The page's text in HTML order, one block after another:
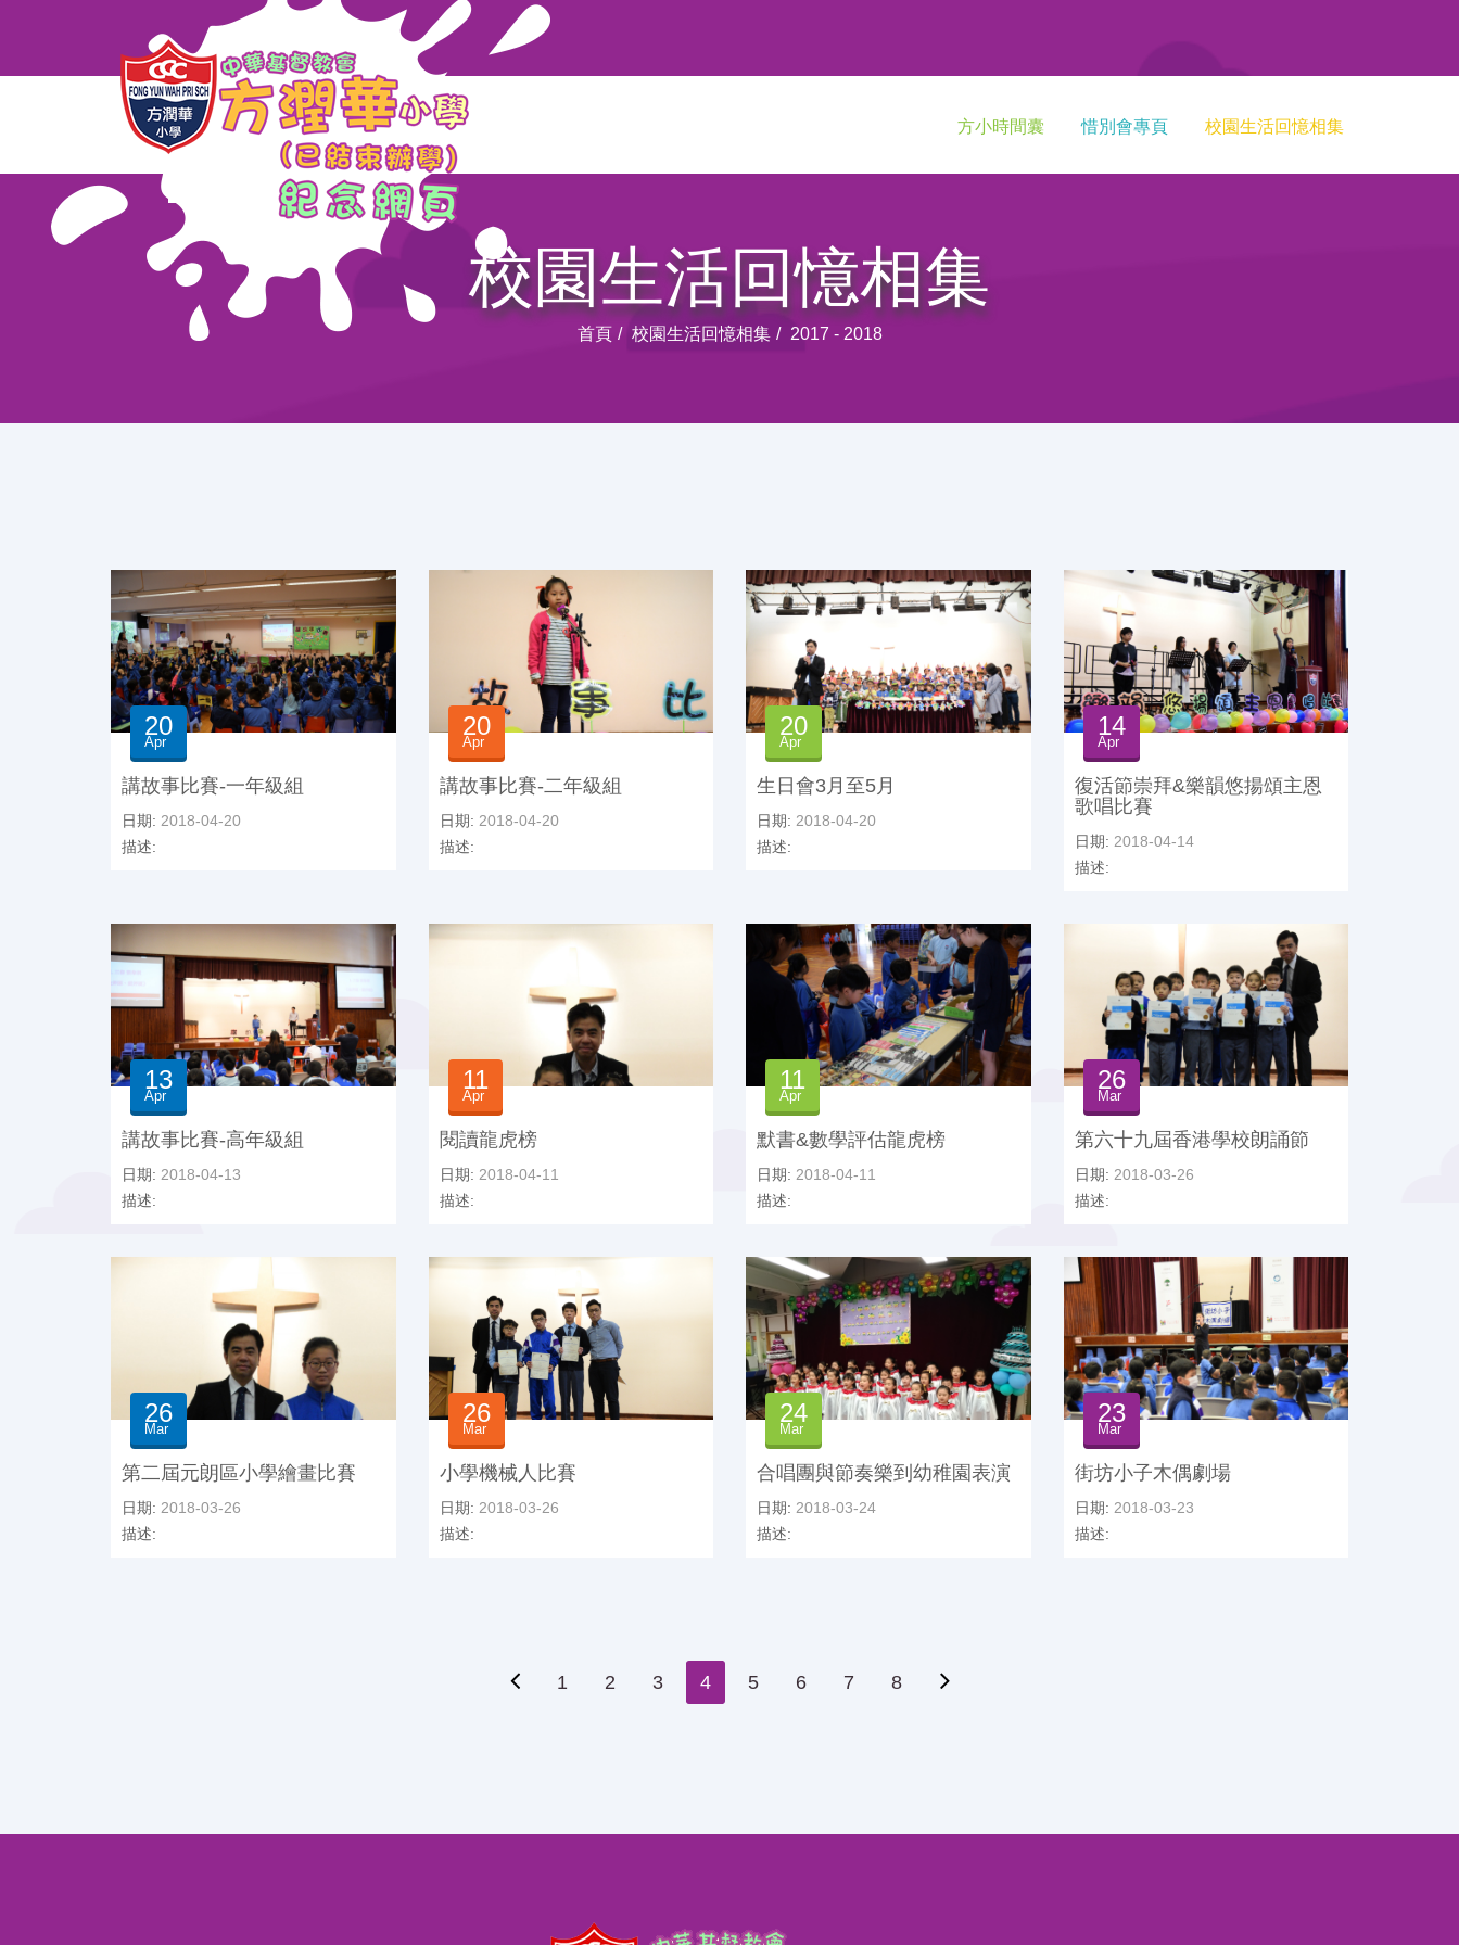
方小時間囊 惜別會專頁 校園生活回憶相集
校園生活回憶相集
首頁 校園生活回憶相集 2017 - 2018
20
Apr
講故事比賽-一年級組
日期: 2018-04-20
描述:
20
Apr
講故事比賽-二年級組
日期: 2018-04-20
描述:
20
Apr
生日會3月至5月
日期: 2018-04-20
描述:
14
Apr
復活節崇拜&樂韻悠揚頌主恩
歌唱比賽
日期: 2018-04-14
描述:
13
Apr
講故事比賽-高年級組
日期: 2018-04-13
描述:
11
Apr
閱讀龍虎榜
日期: 2018-04-11
描述:
11
Apr
默書&數學評估龍虎榜
日期: 2018-04-11
描述:
26
Mar
第六十九屆香港學校朗誦節
日期: 2018-03-26
描述:
26
Mar
第二屆元朗區小學繪畫比賽
日期: 2018-03-26
描述:
26
Mar
小學機械人比賽
日期: 2018-03-26
描述:
24
Mar
合唱團與節奏樂到幼稚園表演
日期: 2018-03-24
描述:
23
Mar
街坊小子木偶劇場
日期: 2018-03-23
描述:
1 2 3 4 5 6 7 8